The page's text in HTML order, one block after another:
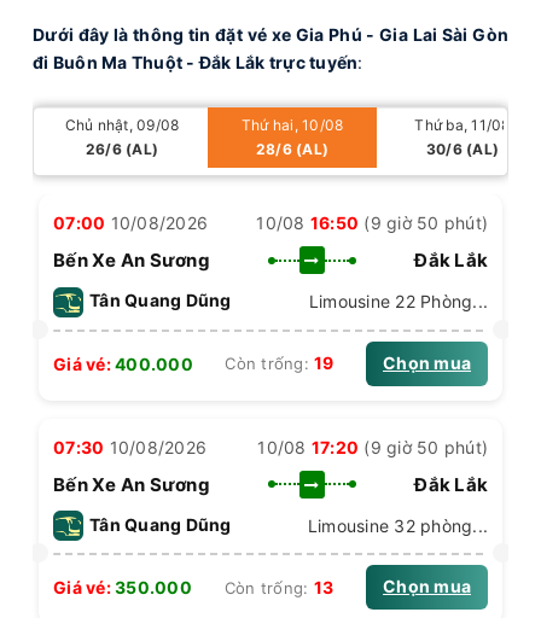
Dưới đây là thông tin đặt vé xe Gia Phú - Gia Lai Sài Gòn
đi Buôn Ma Thuột - Đắk Lắk trực tuyến:
Chủ nhật, 09/08
26/6 (AL)
Thứ hai, 10/08
28/6 (AL)
Thứ ba, 11/08
30/6 (AL)
07:00 10/08/2026 10/08 16:50 (9 giờ 50 phút)
Bến Xe An Sương Đắk Lắk
Tân Quang Dũng Limousine 22 Phòng...
Giá vé:400.000 Còn trống: 19 Chọn mua
07:30 10/08/2026 10/08 17:20 (9 giờ 50 phút)
Bến Xe An Sương Đắk Lắk
Tân Quang Dũng Limousine 32 phòng...
Giá vé:350.000 Còn trống: 13 Chọn mua